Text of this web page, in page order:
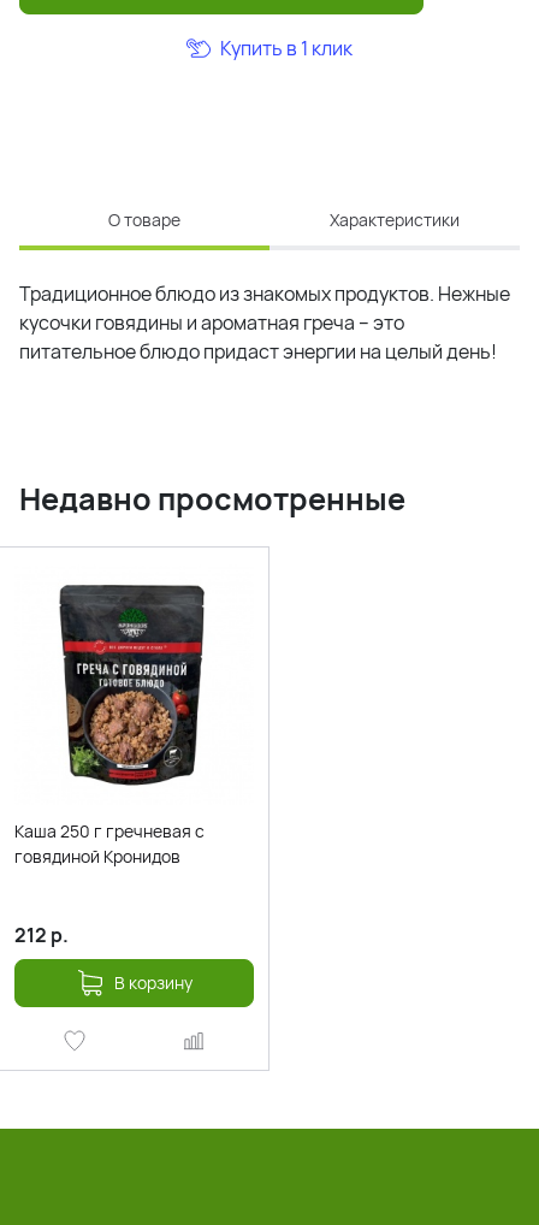
Купить в 1 клик
О товаре Характеристики
Традиционное блюдо из знакомых продуктов. Нежные
кусочки говядины и ароматная греча – это
питательное блюдо придаст энергии на целый день!
Недавно просмотренные
Каша 250 г гречневая с
говядиной Кронидов
212 р.
В корзину